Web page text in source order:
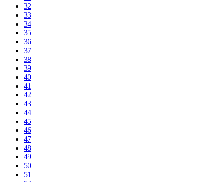
32
33
34
35
36
37
38
39
40
41
42
43
44
45
46
47
48
49
50
51